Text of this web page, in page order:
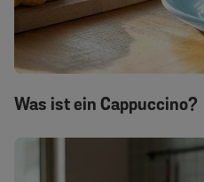
Was ist ein Cappuccino?